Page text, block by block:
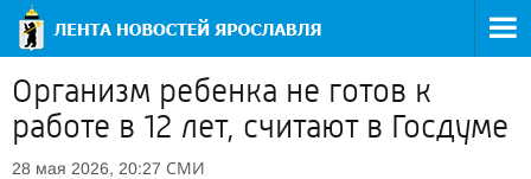
Организм ребенка не готов к
работе в 12 лет, считают в Госдуме
28 мая 2026, 20:27 СМИ